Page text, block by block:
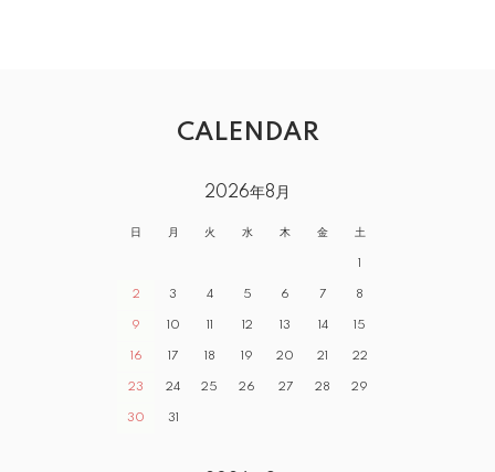
CALENDAR
2026年8月
日 月 火 水 木 金 土
1
2 3 4 5 6 7 8
9 10 11 12 13 14 15
16 17 18 19 20 21 22
23 24 25 26 27 28 29
30 31